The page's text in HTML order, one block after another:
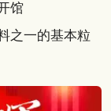
馆
之一的基本粒